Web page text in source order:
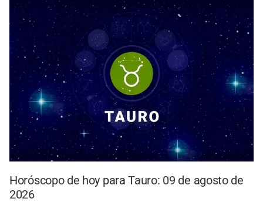
Horóscopo de hoy para Tauro: 09 de agosto de
2026